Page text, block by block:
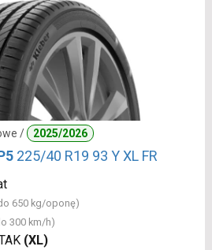
/ 2025/2026
225/40 R19 93 Y XL FR
650 kg/oponę)
300 km/h)
(XL)